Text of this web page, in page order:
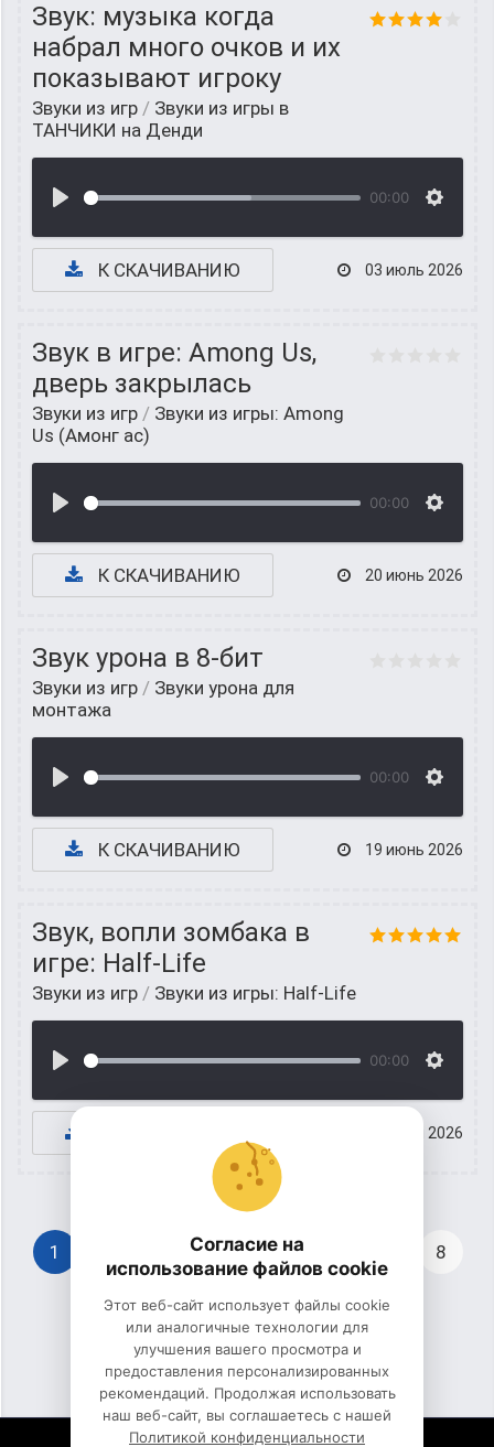
Звук: музыка когда
набрал много очков и их
показывают игроку
Звуки из игр / Звуки из игры в
ТАНЧИКИ на Денди
00:00
К СКАЧИВАНИЮ 03 июль 2026
Звук в игре: Among Us,
дверь закрылась
Звуки из игр / Звуки из игры: Among
Us (Амонг ас)
00:00
К СКАЧИВАНИЮ 20 июнь 2026
Звук урона в 8-бит
Звуки из игр / Звуки урона для
монтажа
00:00
К СКАЧИВАНИЮ 19 июнь 2026
Звук, вопли зомбака в
игре: Half-Life
Звуки из игр / Звуки из игры: Half-Life
00:00
31 май 2026
1 4 5 8
9 10 ... 39
Согласие на
использование файлов cookie
Этот веб-сайт использует файлы cookie
или аналогичные технологии для
улучшения вашего просмотра и
предоставления персонализированных
рекомендаций. Продолжая использовать
наш веб-сайт, вы соглашаетесь с нашей
Политикой конфиденциальности